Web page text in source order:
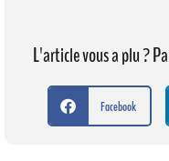
L'article vous a plu ?
Facebook